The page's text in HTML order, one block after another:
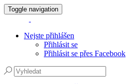
Toggle navigation
Nejste přihlášen
Přihlásit se
Přihlásit se přes Facebook